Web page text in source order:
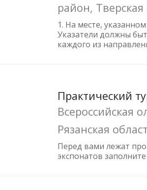
район, Тверская
1. На месте,
Указатели должны
каждого из
Практический
Всероссийская
Рязанская
Перед вами лежат
экспонатов